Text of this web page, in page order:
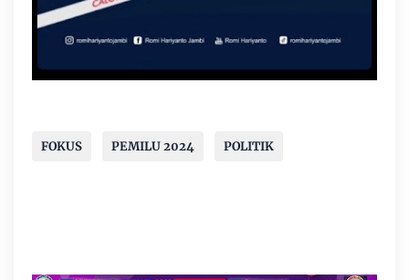
FOKUS PEMILU 2024 POLITIK